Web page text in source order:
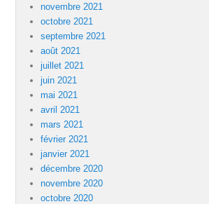
novembre 2021
octobre 2021
septembre 2021
août 2021
juillet 2021
juin 2021
mai 2021
avril 2021
mars 2021
février 2021
janvier 2021
décembre 2020
novembre 2020
octobre 2020